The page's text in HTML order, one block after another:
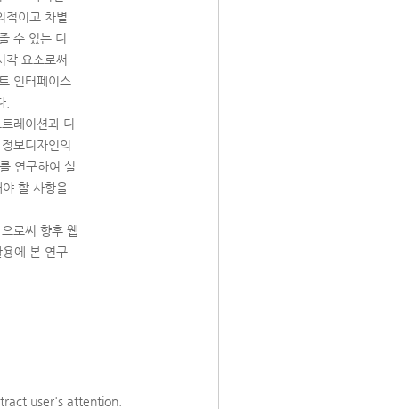
적이고 차별
수 있는 디
각 요소로써
인터페이스
.
레이션과 디
보디자인의
연구하여 실
할 사항을
로써 향후 웹
에 본 연구
user's attention.